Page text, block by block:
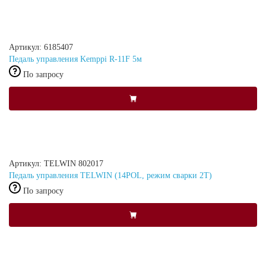
Артикул: 6185407
Педаль управления Kemppi R-11F 5м
По запросу
Артикул: TELWIN 802017
Педаль управления TELWIN (14POL, режим сварки 2Т)
По запросу